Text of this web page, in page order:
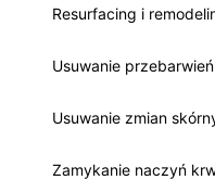
Resurfacing i
Usuwanie
Usuwanie zmian
Zamykanie naczyń